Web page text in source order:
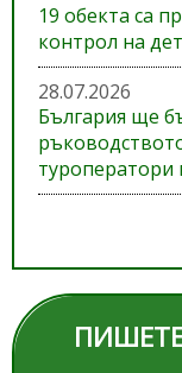
19 обекта са
контрол на
28.07.2026
България ще
туроператори